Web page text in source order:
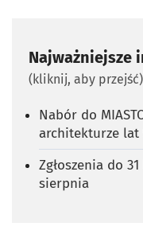
Najważniejsze
(kliknij, aby przejść)
Nabór do
architekturze lat
Zgłoszenia do
sierpnia